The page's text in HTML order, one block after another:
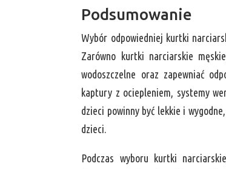
Podsumowanie
Wybór odpowiedniej kurtki
Zarówno kurtki narciarskie
wodoszczelne oraz zapewniać
kaptury z ociepleniem, systemy
dzieci powinny być lekkie i
dzieci.
Podczas wyboru kurtki